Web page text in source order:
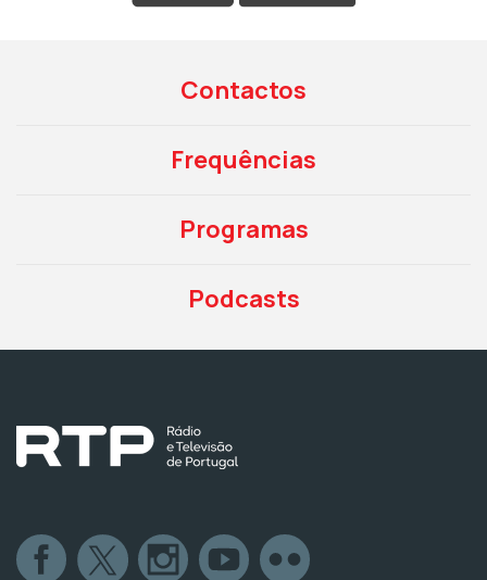
Contactos
Frequências
Programas
Podcasts